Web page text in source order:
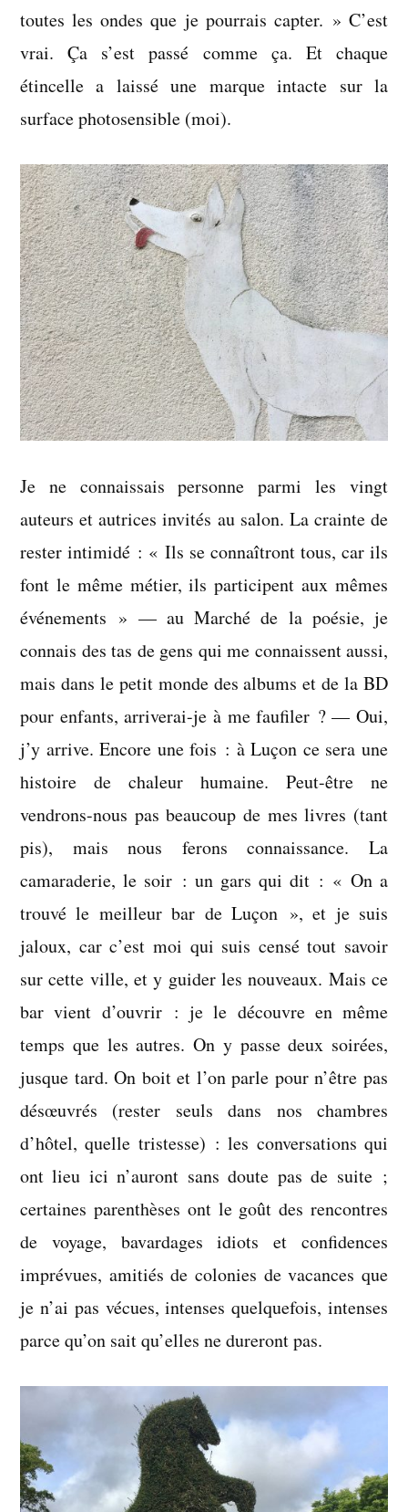
toutes les ondes que je pourrais capter. » C’est
vrai. Ça s’est passé comme ça. Et chaque
étincelle a laissé une marque intacte sur la
surface photosensible (moi).
Je ne connaissais personne parmi les vingt
auteurs et autrices invités au salon. La crainte de
rester intimidé : « Ils se connaîtront tous, car ils
font le même métier, ils participent aux mêmes
événements » — au Marché de la poésie, je
connais des tas de gens qui me connaissent aussi,
mais dans le petit monde des albums et de la BD
pour enfants, arriverai-je à me faufiler ? — Oui,
j’y arrive. Encore une fois : à Luçon ce sera une
histoire de chaleur humaine. Peut-être ne
vendrons-nous pas beaucoup de mes livres (tant
pis), mais nous ferons connaissance. La
camaraderie, le soir : un gars qui dit : « On a
trouvé le meilleur bar de Luçon », et je suis
jaloux, car c’est moi qui suis censé tout savoir
sur cette ville, et y guider les nouveaux. Mais ce
bar vient d’ouvrir : je le découvre en même
temps que les autres. On y passe deux soirées,
jusque tard. On boit et l’on parle pour n’être pas
désœuvrés (rester seuls dans nos chambres
d’hôtel, quelle tristesse) : les conversations qui
ont lieu ici n’auront sans doute pas de suite ;
certaines parenthèses ont le goût des rencontres
de voyage, bavardages idiots et confidences
imprévues, amitiés de colonies de vacances que
je n’ai pas vécues, intenses quelquefois, intenses
parce qu’on sait qu’elles ne dureront pas.